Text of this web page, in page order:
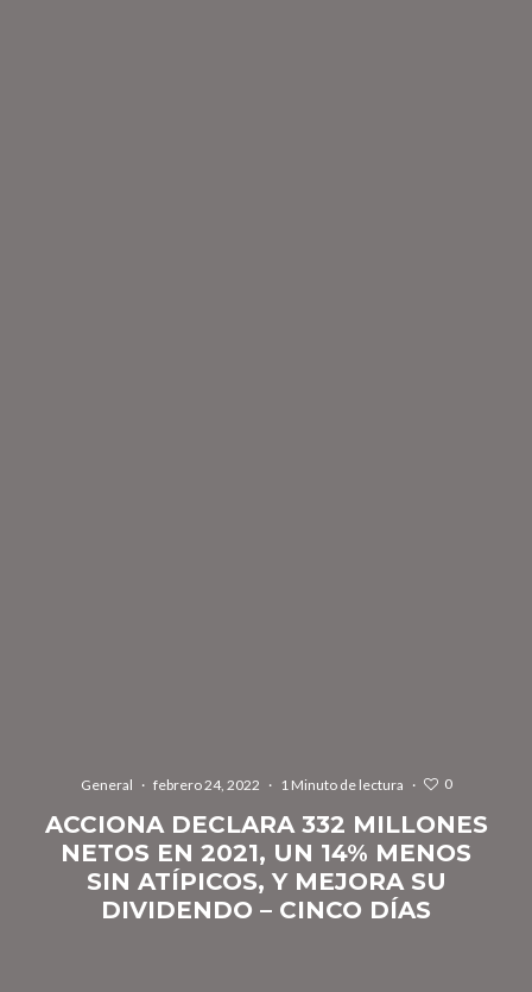
General · febrero 24, 2022 · 1 Minuto de lectura · 0
ACCIONA DECLARA 332 MILLONES
NETOS EN 2021, UN 14% MENOS
SIN ATÍPICOS, Y MEJORA SU
DIVIDENDO – CINCO DÍAS